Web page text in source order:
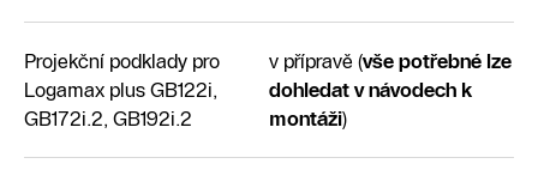
Projekční podklady pro
Logamax plus GB122i,
GB172i.2, GB192i.2
v přípravě (vše potřebné lze
dohledat v návodech k
montáži)